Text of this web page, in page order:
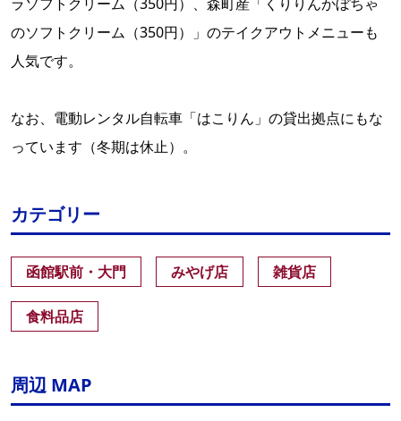
のソフトクリーム（350円）」のテイクアウトメニューも
人気です。
なお、電動レンタル自転車「はこりん」の貸出拠点にもな
っています（冬期は休止）。
カテゴリー
函館駅前・大門 みやげ店 雑貨店
食料品店
周辺 MAP